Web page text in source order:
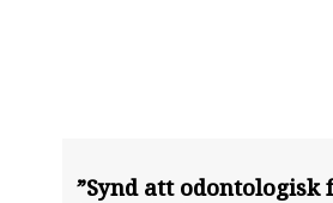
”Synd att odontologisk